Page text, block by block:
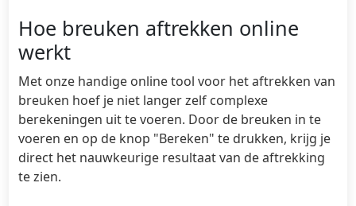
Hoe breuken aftrekken online
werkt
Met onze handige online tool voor het aftrekken van
breuken hoef je niet langer zelf complexe
berekeningen uit te voeren. Door de breuken in te
voeren en op de knop "Bereken" te drukken, krijg je
direct het nauwkeurige resultaat van de aftrekking
te zien.